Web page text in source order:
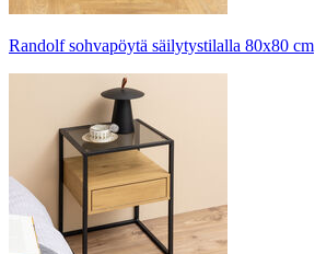
Randolf sohvapöytä säilytystilalla 80x80 cm